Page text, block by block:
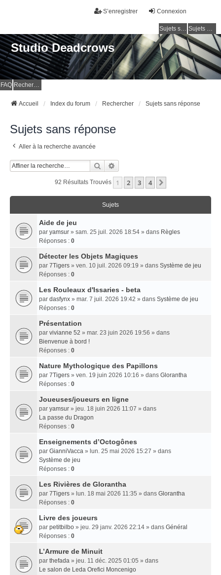
Connexion
S’enregistrer
Sujets sans réponse Sujets actifs
Studio Deadcrows
FAQ Rechercher
Accueil Index du forum Rechercher Sujets sans réponse
Sujets sans réponse
Aller à la recherche avancée
Rechercher
92 Résultats Trouvés 1 2 3 4
Sujets
Aide de jeu
par yamsur » sam. 25 juil. 2026 18:54 » dans Règles
Réponses : 0
Détecter les Objets Magiques
par 7Tigers » ven. 10 juil. 2026 09:19 » dans Système de jeu
Réponses : 0
Les Rouleaux d'Issaries - beta
par dasfynx » mar. 7 juil. 2026 19:42 » dans Système de jeu
Réponses : 0
Présentation
par vivianne 52 » mar. 23 juin 2026 19:56 » dans
Bienvenue à bord !
Réponses : 0
Nature Mythologique des Papillons
par 7Tigers » ven. 19 juin 2026 10:16 » dans Glorantha
Réponses : 0
Joueuses/joueurs en ligne
par yamsur » jeu. 18 juin 2026 11:07 » dans
La passe du Dragon
Réponses : 0
Enseignements dʼOctogônes
par GianniVacca » lun. 25 mai 2026 15:27 » dans
Système de jeu
Réponses : 0
Les Rivières de Glorantha
par 7Tigers » lun. 18 mai 2026 11:35 » dans Glorantha
Réponses : 0
Livre des joueurs
par petitbilbo » jeu. 29 janv. 2026 22:14 » dans Général
Réponses : 0
L’Armure de Minuit
par thefada » jeu. 11 déc. 2025 01:05 » dans
Le salon de Leda Orefici Moncenigo